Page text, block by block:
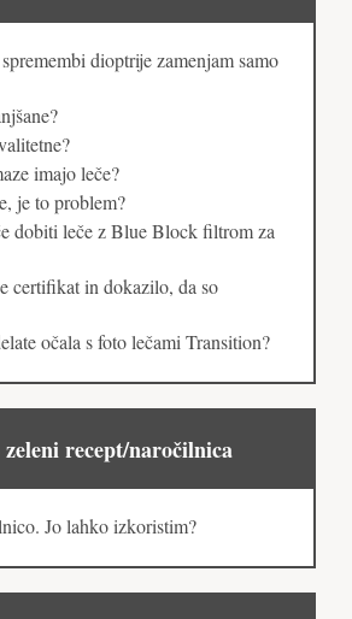
dioptrije zamenjam samo
imajo leče?
je to problem?
dobiti leče z Blue Block filtrom za
certifikat in dokazilo, da so
očala s foto lečami Transition?
recept/naročilnica
Jo lahko izkoristim?